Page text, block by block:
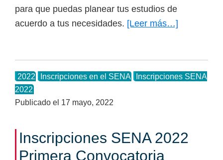
para que puedas planear tus estudios de
acuerdo a tus necesidades. [Leer más…]
2022 Inscripciones en el SENA
Inscripciones SENA
2022
Publicado el 17 mayo, 2022
Inscripciones SENA 2022
Primera Convocatoria